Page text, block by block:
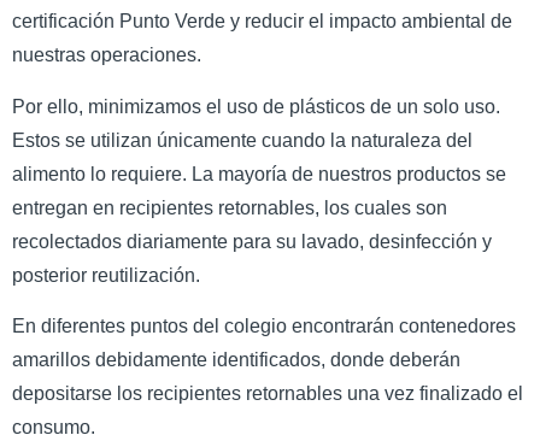
certificación Punto Verde y reducir el impacto ambiental de
nuestras operaciones.
Por ello, minimizamos el uso de plásticos de un solo uso.
Estos se utilizan únicamente cuando la naturaleza del
alimento lo requiere. La mayoría de nuestros productos se
entregan en recipientes retornables, los cuales son
recolectados diariamente para su lavado, desinfección y
posterior reutilización.
En diferentes puntos del colegio encontrarán contenedores
amarillos debidamente identificados, donde deberán
depositarse los recipientes retornables una vez finalizado el
consumo.